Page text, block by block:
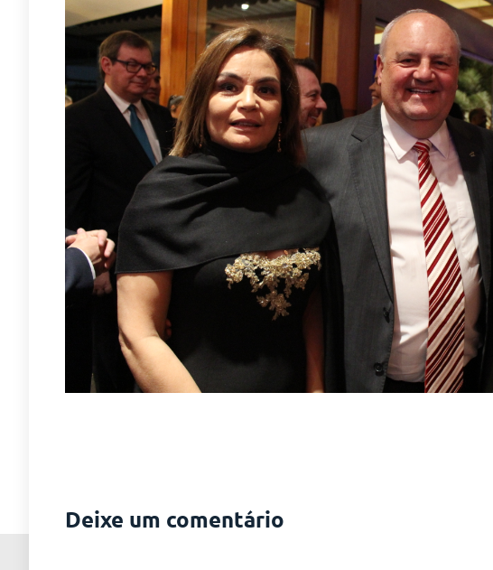
Deixe um comentário